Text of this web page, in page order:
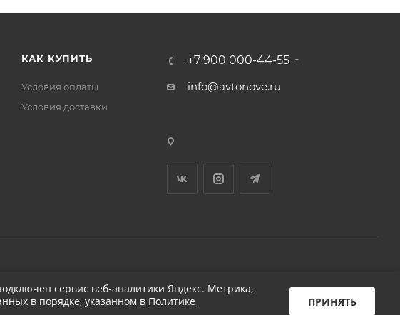
КАК КУПИТЬ
Условия оплаты
Условия доставки
+7 900 000-44-55
info@avtonove.ru
Разработано в KAPUSTA LAB
сервис веб-аналитики Яндекс. Метрика,
в порядке, указанном в Политике
ПРИНЯТЬ